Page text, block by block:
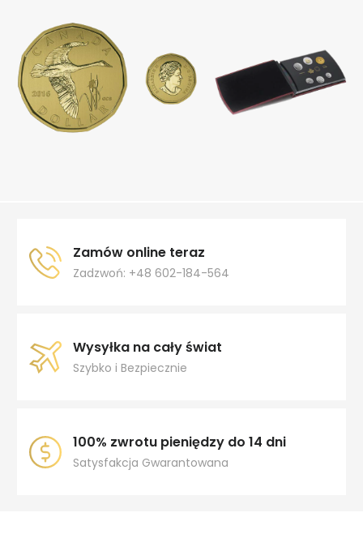
Zamów online teraz
Zadzwoń: +48 602-184-564
Wysyłka na cały świat
Szybko i Bezpiecznie
100% zwrotu pieniędzy do 14 dni
Satysfakcja Gwarantowana